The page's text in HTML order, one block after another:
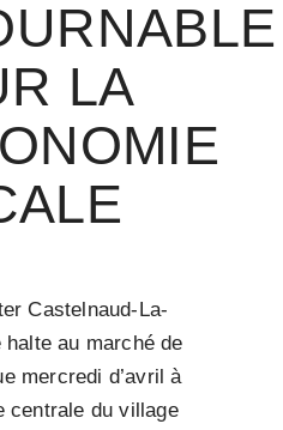
LA
Castelnaud-La-
au marché de
mercredi d’avril à
centrale du village